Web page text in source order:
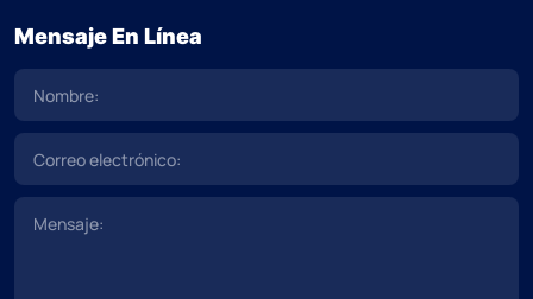
Mensaje En Línea